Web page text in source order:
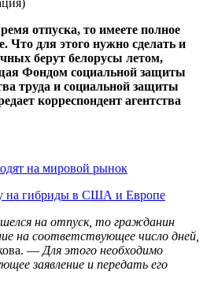
отпуска, то имеете полное
Что для этого нужно сделать и
берут белорусы летом,
Фондом социальной защиты
труда и социальной защиты
корреспондент агентства
на мировой рынок
на гибриды в США и Европе
на отпуск, то гражданин
на соответствующее число дней,
— Для этого необходимо
заявление и передать его